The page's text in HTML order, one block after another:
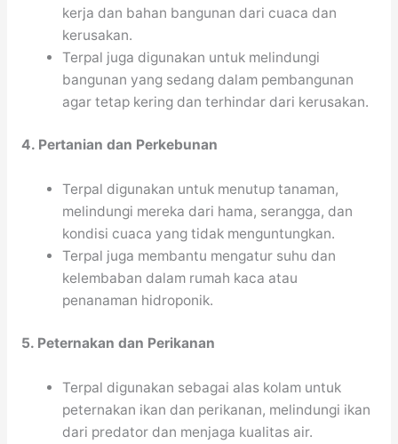
kerja dan bahan bangunan dari cuaca dan
kerusakan.
Terpal juga digunakan untuk melindungi
bangunan yang sedang dalam pembangunan
agar tetap kering dan terhindar dari kerusakan.
4. Pertanian dan Perkebunan
Terpal digunakan untuk menutup tanaman,
melindungi mereka dari hama, serangga, dan
kondisi cuaca yang tidak menguntungkan.
Terpal juga membantu mengatur suhu dan
kelembaban dalam rumah kaca atau
penanaman hidroponik.
5. Peternakan dan Perikanan
Terpal digunakan sebagai alas kolam untuk
peternakan ikan dan perikanan, melindungi ikan
dari predator dan menjaga kualitas air.